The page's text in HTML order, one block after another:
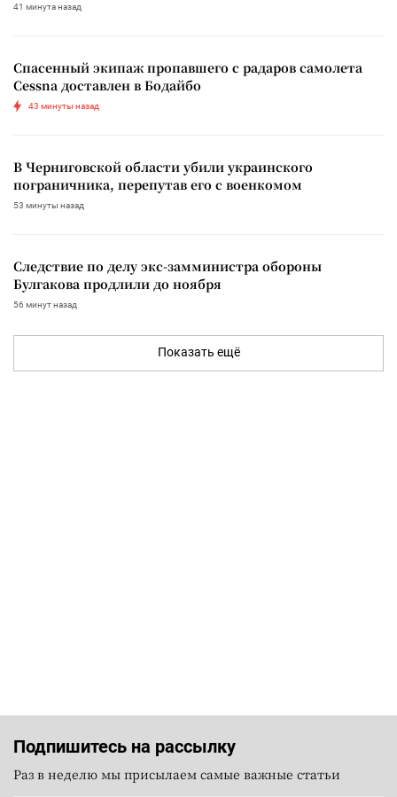
41 минута назад
Спасенный экипаж пропавшего с радаров самолета
Cessna доставлен в Бодайбо
43 минуты назад
В Черниговской области убили украинского
пограничника, перепутав его с военкомом
53 минуты назад
Следствие по делу экс-замминистра обороны
Булгакова продлили до ноября
56 минут назад
Показать ещё
Подпишитесь на рассылку
Раз в неделю мы присылаем самые важные статьи